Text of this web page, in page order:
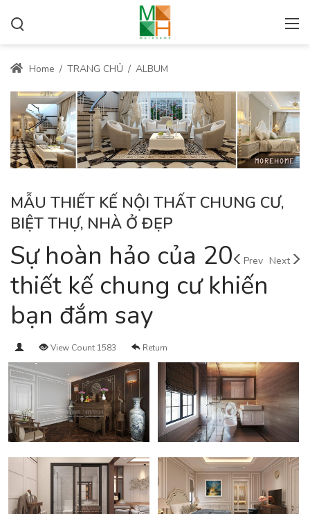
Home / TRANG CHỦ / ALBUM
MẪU THIẾT KẾ NỘI THẤT CHUNG CƯ,
BIỆT THỰ, NHÀ Ở ĐẸP
Prev Next
Sự hoàn hảo của 20
thiết kế chung cư khiến
bạn đắm say
View Count 1583 Return